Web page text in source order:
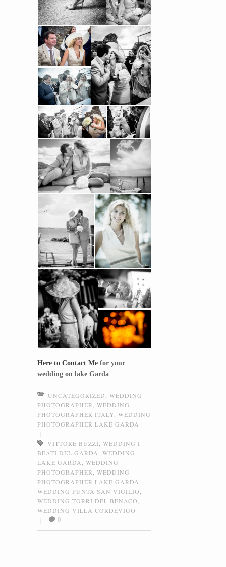
Here to Contact Me for your
wedding on lake Garda.
UNCATEGORIZED
WEDDING
PHOTOGRAPHER
WEDDING
PHOTOGRAPHER ITALY WEDDING
PHOTOGRAPHER LAKE GARDA
|
VITTORE BUZZI
WEDDING I
BEATI DEL GARDA
WEDDING
LAKE GARDA
WEDDING
PHOTOGRAPHER
WEDDING
PHOTOGRAPHER LAKE GARDA
WEDDING PUNTA SAN VIGILIO
WEDDING TORRI DEL BENACO
WEDDING VILLA CORDEVIGO
|
0